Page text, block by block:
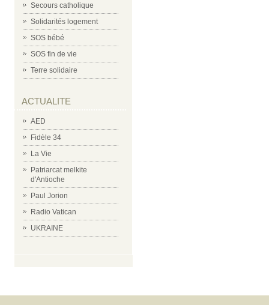
Secours catholique
Solidarités logement
SOS bébé
SOS fin de vie
Terre solidaire
ACTUALITE
AED
Fidèle 34
La Vie
Patriarcat melkite
d'Antioche
Paul Jorion
Radio Vatican
UKRAINE